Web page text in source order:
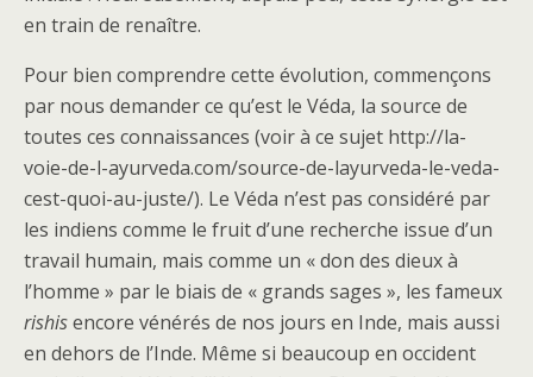
en train de renaître.
Pour bien comprendre cette évolution, commençons
par nous demander ce qu’est le Véda, la source de
toutes ces connaissances (voir à ce sujet http://la-
voie-de-l-ayurveda.com/source-de-layurveda-le-veda-
cest-quoi-au-juste/). Le Véda n’est pas considéré par
les indiens comme le fruit d’une recherche issue d’un
travail humain, mais comme un « don des dieux à
l’homme » par le biais de « grands sages », les fameux
rishisencore vénérés de nos jours en Inde, mais aussi
en dehors de l’Inde. Même si beaucoup en occident